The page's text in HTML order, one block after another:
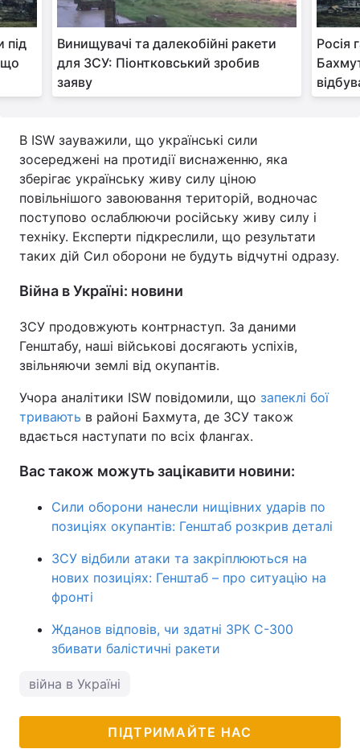
під
що
Винищувачі та далекобійні ракети
для ЗСУ: Піонтковський зробив
заяву
Росія
В ISW зауважили, що українські сили
зосереджені на протидії виснаженню, яка
зберігає українську живу силу ціною
повільнішого завоювання територій, водночас
поступово ослаблюючи російську живу силу і
техніку. Експерти підкреслили, що результати
таких дій Сил оборони не будуть відчутні одразу.
Війна в Україні: новини
ЗСУ продовжують контрнаступ. За даними
Генштабу, наші військові досягають успіхів,
звільняючи землі від окупантів.
Учора аналітики ISW повідомили, що запеклі бої
тривають в районі Бахмута, де ЗСУ також
вдається наступати по всіх флангах.
Вас також можуть зацікавити новини:
Сили оборони нанесли нищівних ударів по
позиціях окупантів: Генштаб розкрив деталі
ЗСУ відбили атаки та закріплюються на
нових позиціях: Генштаб – про ситуацію на
фронті
Жданов відповів, чи здатні ЗРК С-300
збивати балістичні ракети
війна в Україні
ПІДТРИМАЙТЕ НАС